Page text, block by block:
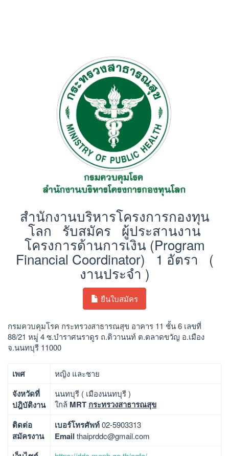
สำนักงานบริหารโครงการกองทุน
โลก รับสมัคร ผู้ประสานงาน
โครงการด้านการเงิน (Program
Financial Coordinator) 1 อัตรา (
งานประจำ )
ยืนใบสมัคร
กรมควบคุมโรค กระทรวงสาธารณสุข อาคาร 11 ชั้น 6 เลขที่
88/21 หมู่ 4 ซ.บำราศนราดูร ถ.ติวานนท์ ต.ตลาดขวัญ อ.เมือง
จ.นนทบุรี 11000
เพศ หญิง และชาย
จังหวัดที่
ปฎิบัติงาน
นนทบุรี ( เมืองนนทบุรี )
ใกล้ MRT กระทรวงสาธารณสุข
ติดต่อ
สมัครงาน
เบอร์โทรศัพท์02-5903313
Email thaiprddc@gmail.com